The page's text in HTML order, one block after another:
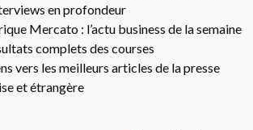
en profondeur
Mercato : l’actu business de la semaine
complets des courses
vers les meilleurs articles de la presse
et étrangère